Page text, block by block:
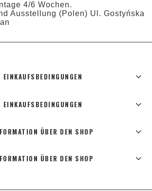
4/6 Wochen.
Ausstellung (Polen) Ul. Gostyńska
EINKAUFSBEDINGUNGEN
EINKAUFSBEDINGUNGEN
ÜBER DEN SHOP
ÜBER DEN SHOP